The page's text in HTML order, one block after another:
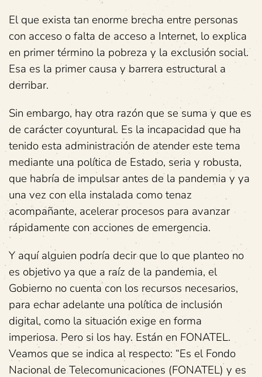
El que exista tan enorme brecha entre personas
con acceso o falta de acceso a Internet, lo explica
en primer término la pobreza y la exclusión social.
Esa es la primer causa y barrera estructural a
derribar.
Sin embargo, hay otra razón que se suma y que es
de carácter coyuntural. Es la incapacidad que ha
tenido esta administración de atender este tema
mediante una política de Estado, seria y robusta,
que habría de impulsar antes de la pandemia y ya
una vez con ella instalada como tenaz
acompañante, acelerar procesos para avanzar
rápidamente con acciones de emergencia.
Y aquí alguien podría decir que lo que planteo no
es objetivo ya que a raíz de la pandemia, el
Gobierno no cuenta con los recursos necesarios,
para echar adelante una política de inclusión
digital, como la situación exige en forma
imperiosa. Pero si los hay. Están en FONATEL.
Veamos que se indica al respecto: “Es el Fondo
Nacional de Telecomunicaciones (FONATEL) y es